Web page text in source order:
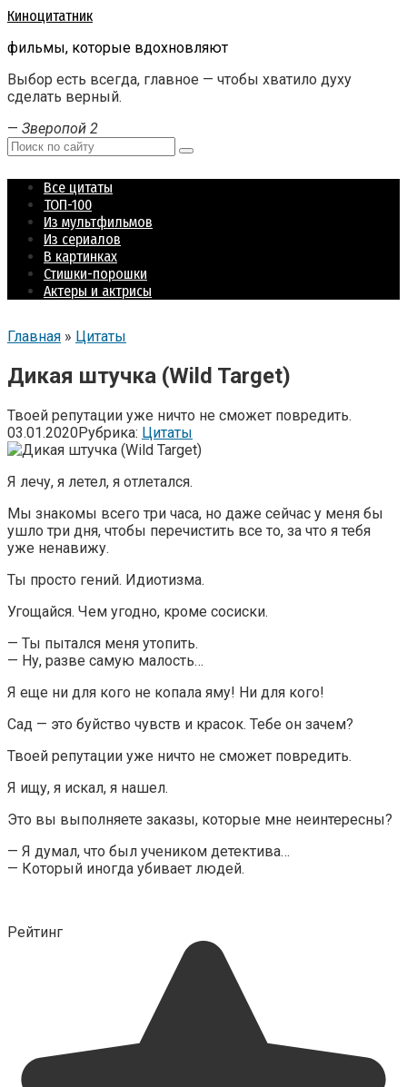
Перейти
контенту
Киноцитатник
фильмы, которые вдохновляют
Выбор есть всегда, главное — чтобы хватило духу
сделать верный.
— Зверопой 2
Поиск:
Все цитаты
ТОП-100
Из мультфильмов
Из сериалов
В картинках
Стишки-порошки
Актеры и актрисы
Главная » Цитаты
Дикая штучка (Wild Target)
Твоей репутации уже ничто не сможет повредить.
03.01.2020Рубрика: Цитаты
Я лечу, я летел, я отлетался.
Мы знакомы всего три часа, но даже сейчас у меня бы
ушло три дня, чтобы перечистить все то, за что я тебя
уже ненавижу.
Ты просто гений. Идиотизма.
Угощайся. Чем угодно, кроме сосиски.
— Ты пытался меня утопить.
— Ну, разве самую малость…
Я еще ни для кого не копала яму! Ни для кого!
Сад — это буйство чувств и красок. Тебе он зачем?
Твоей репутации уже ничто не сможет повредить.
Я ищу, я искал, я нашел.
Это вы выполняете заказы, которые мне неинтересны?
— Я думал, что был учеником детектива…
— Который иногда убивает людей.
Рейтинг